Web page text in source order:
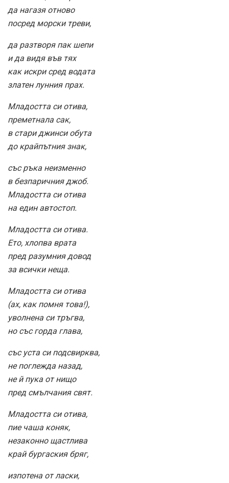
да нагазя отново
посред морски треви,
да разтворя пак шепи
и да видя във тях
как искри сред водата
златен лунния прах.
Младостта си отива,
преметнала сак,
в стари джинси обута
до крайпътния знак,
със ръка неизменно
в безпаричния джоб.
Младостта си отива
на един автостоп.
Младостта си отива.
Ето, хлопва врата
пред разумния довод
за всички неща.
Младостта си отива
(ах, как помня това!),
уволнена си тръгва,
но със горда глава,
със уста си подсвирква,
не поглежда назад,
не й пука от нищо
пред смълчания свят.
Младостта си отива,
пие чаша коняк,
незаконно щастлива
край бургаския бряг,
изпотена от ласки,